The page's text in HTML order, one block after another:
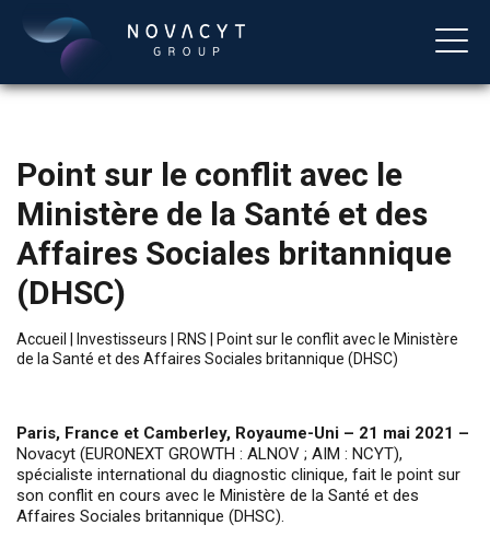
Point sur le conflit avec le
Ministère de la Santé et des
Affaires Sociales britannique
(DHSC)
Accueil Investisseurs RNS
Point sur le conflit avec le Ministère
de la Santé et des Affaires Sociales britannique (DHSC)
Paris, France et Camberley, Royaume-Uni – 21 mai 2021 –
Novacyt (EURONEXT GROWTH : ALNOV ; AIM : NCYT),
spécialiste international du diagnostic clinique, fait le point sur
son conflit en cours avec le Ministère de la Santé et des
Affaires Sociales britannique (DHSC).